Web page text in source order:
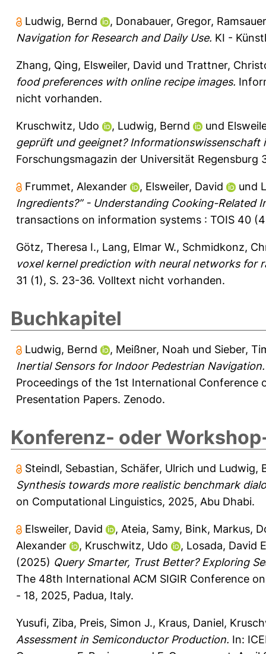
Ludwig, Bernd , Donabauer, Gregor,
Navigation for Research and Daily Use. KI -
Zhang, Qing, Elsweiler, David und Trattner,
food preferences with online recipe images.
nicht vorhanden.
Kruschwitz, Udo , Ludwig, Bernd und
geprüft und geeignet? Informationswissenschaft
Forschungsmagazin der Universität
Frummet, Alexander , Elsweiler, David und
Ingredients?” - Understanding Cooking-Related
transactions on information systems : TOIS 40
Götz, Theresa I., Lang, Elmar W., Schmidkonz,
voxel kernel prediction with neural networks for
31 (1), S. 23-36. Volltext nicht vorhanden.
Buchkapitel
Ludwig, Bernd , Meißner, Noah und Sieber,
Inertial Sensors for Indoor Pedestrian Navigation.
Proceedings of the 1st International Conference
Presentation Papers. Zenodo.
Konferenz- oder
Steindl, Sebastian, Schäfer, Ulrich und Ludwig,
Synthesis towards more realistic benchmark
on Computational Linguistics, 2025, Abu Dhabi.
Elsweiler, David , Ateia, Samy, Bink, Markus,
Alexander
, Kruschwitz, Udo , Losada, David
(2025) Query Smarter, Trust Better? Exploring
The 48th International ACM SIGIR Conference
- 18, 2025, Padua, Italy.
Yusufi, Ziba, Preis, Simon J., Kraus, Daniel,
Assessment in Semiconductor Production. In: